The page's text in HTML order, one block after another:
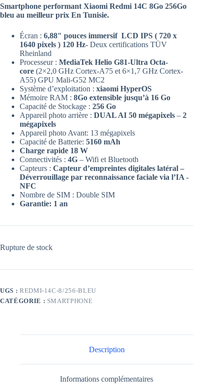
Smartphone performant Xiaomi Redmi 14C 8Go 256Go
bleu au meilleur prix En Tunisie.
Écran : 6,88″ pouces immersif LCD IPS ( 720 x
1640 pixels ) 120 Hz- Deux certifications TÜV
Rheinland
Processeur : MediaTek Helio G81-Ultra Octa-
core (2×2,0 GHz Cortex-A75 et 6×1,7 GHz Cortex-
A55) GPU Mali-G52 MC2
Système d’exploitation : xiaomi HyperOS
Mémoire RAM : 8Go extensible jusqu’à 16 Go
Capacité de Stockage : 256 Go
Appareil photo arrière : DUAL AI 50 mégapixels – 2
mégapixels
Appareil photo Avant: 13 mégapixels
Capacité de Batterie: 5160 mAh
Charge rapide 18 W
Connectivités : 4G – Wifi et Bluetooth
Capteurs : Capteur d’empreintes digitales latéral –
Déverrouillage par reconnaissance faciale via l’IA -
NFC
Nombre de SIM : Double SIM
Garantie: 1 an
Rupture de stock
UGS : REDMI-14C-8/256-BLEU
CATÉGORIE : SMARTPHONE
Description
Informations complémentaires